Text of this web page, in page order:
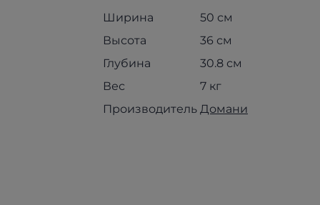
Ширина
50 см
Высота
36 см
Глубина
30.8 см
Вес
7 кг
Производитель Домани